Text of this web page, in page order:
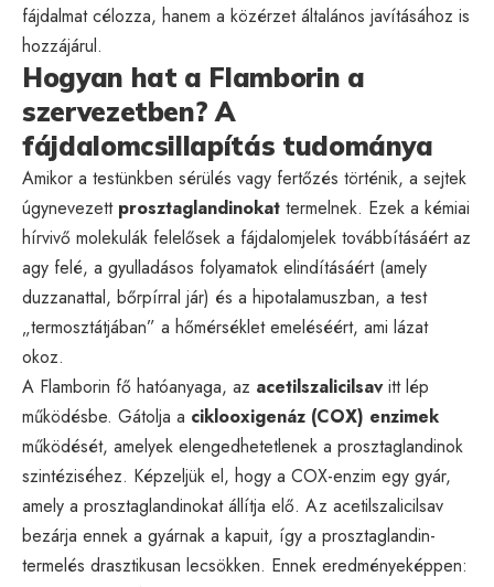
fájdalmat célozza, hanem a közérzet általános javításához is
hozzájárul.
Hogyan hat a Flamborin a
szervezetben? A
fájdalomcsillapítás tudománya
Amikor a testünkben sérülés vagy fertőzés történik, a sejtek
úgynevezett prosztaglandinokat termelnek. Ezek a kémiai
hírvivő molekulák felelősek a fájdalomjelek továbbításáért az
agy felé, a gyulladásos folyamatok elindításáért (amely
duzzanattal, bőrpírral jár) és a hipotalamuszban, a test
„termosztátjában” a hőmérséklet emeléséért, ami lázat
okoz.
A Flamborin fő hatóanyaga, az acetilszalicilsavitt lép
működésbe. Gátolja a ciklooxigenáz (COX) enzimek
működését, amelyek elengedhetetlenek a prosztaglandinok
szintéziséhez. Képzeljük el, hogy a COX-enzim egy gyár,
amely a prosztaglandinokat állítja elő. Az acetilszalicilsav
bezárja ennek a gyárnak a kapuit, így a prosztaglandin-
termelés drasztikusan lecsökken. Ennek eredményeképpen: